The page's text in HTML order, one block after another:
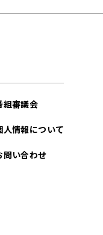
組審議会
人情報について
問い合わせ